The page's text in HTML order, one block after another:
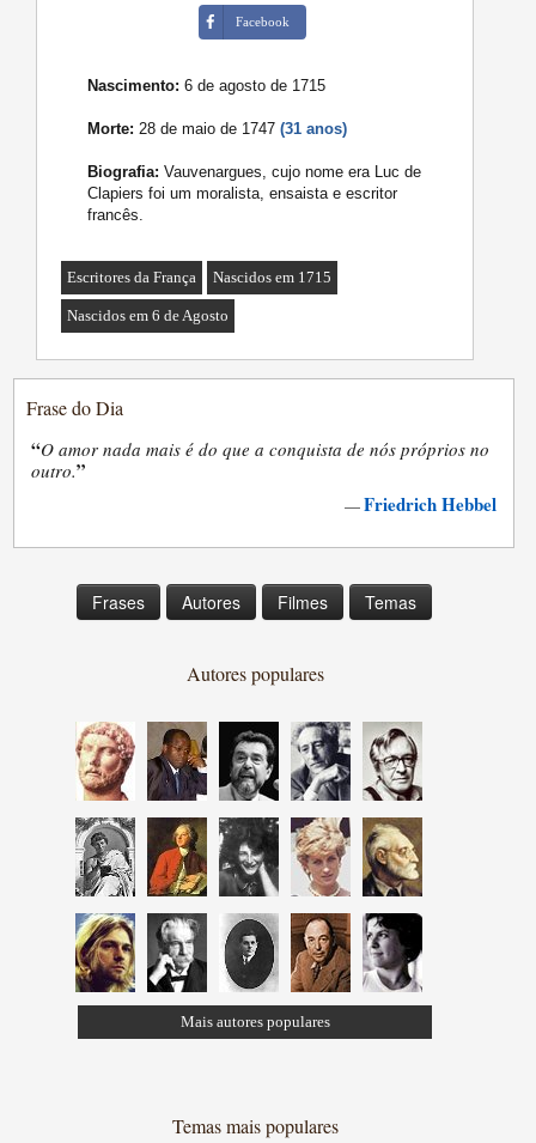
Facebook
Nascimento: 6 de agosto de 1715
Morte: 28 de maio de 1747(31 anos)
Biografia: Vauvenargues, cujo nome era Luc de
Clapiers foi um moralista, ensaista e escritor
francês.
Escritores da França Nascidos em 1715
Nascidos em 6 de Agosto
Frase do Dia
“O amor nada mais é do que a conquista de nós próprios no
outro.”
—Friedrich Hebbel
Frases Autores Filmes Temas
Autores populares
Mais autores populares
Temas mais populares